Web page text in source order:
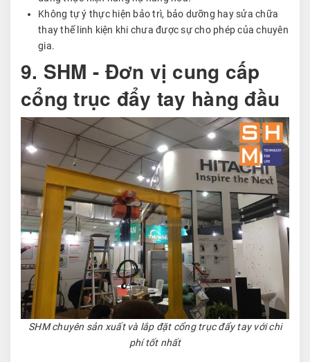
Không tự ý thực hiện bảo trì, bảo dưỡng hay sửa chữa
thay thế linh kiện khi chưa được sự cho phép của chuyên
gia.
9. SHM - Đơn vị cung cấp
cổng trục đẩy tay hàng đầu
SHM chuyên sản xuất và lắp đặt cổng trục đẩy tay với chi
phí tốt nhất